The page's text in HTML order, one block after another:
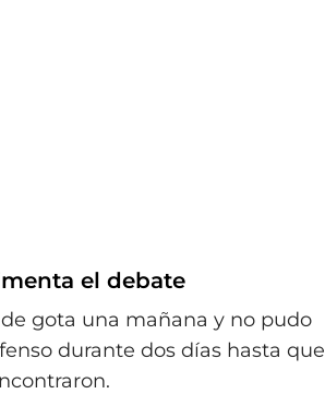
el debate
gota una mañana y no pudo
durante dos días hasta que